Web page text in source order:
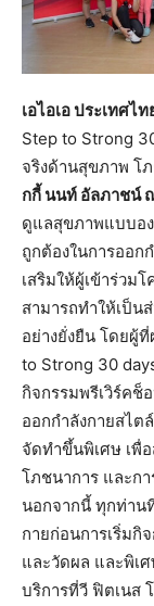
เอไอเอ ประเทศไท
Step to Strong
จริงด้านสุขภาพ โ
กกี้ นนท์ อัลภาชน์
ดูแลสุขภาพแบบอง
ถูกต้องในการออก
เสริมให้ผู้เข้าร่วม
สามารถทำให้เป็
อย่างยั่งยืน โดยผู้ที่
to Strong 30
กิจกรรมพรีเวิร์คช็
ออกกำลังกายสไ
จัดทำขึ้นพิเศษ เพื่
โภชนาการ และก
นอกจากนี้ ทุกท่าน
กายก่อนการเริ่มกิ
และวัดผล และพิเ
บริการที่วี ฟิตเนส